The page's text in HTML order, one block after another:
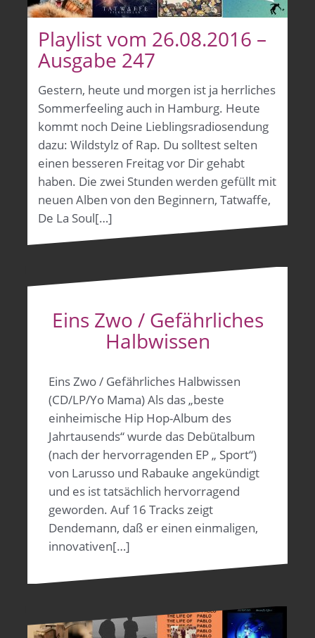
Playlist vom 26.08.2016 –
Ausgabe 247
Gestern, heute und morgen ist ja herrliches
Sommerfeeling auch in Hamburg. Heute
kommt noch Deine Lieblingsradiosendung
dazu: Wildstylz of Rap. Du solltest selten
einen besseren Freitag vor Dir gehabt
haben. Die zwei Stunden werden gefüllt mit
neuen Alben von den Beginnern, Tatwaffe,
De La Soul[…]
Eins Zwo / Gefährliches
Halbwissen
Eins Zwo / Gefährliches Halbwissen
(CD/LP/Yo Mama) Als das „beste
einheimische Hip Hop-Album des
Jahrtausends“ wurde das Debütalbum
(nach der hervorragenden EP „ Sport“)
von Larusso und Rabauke angekündigt
und es ist tatsächlich hervorragend
geworden. Auf 16 Tracks zeigt
Dendemann, daß er einen einmaligen,
innovativen[…]